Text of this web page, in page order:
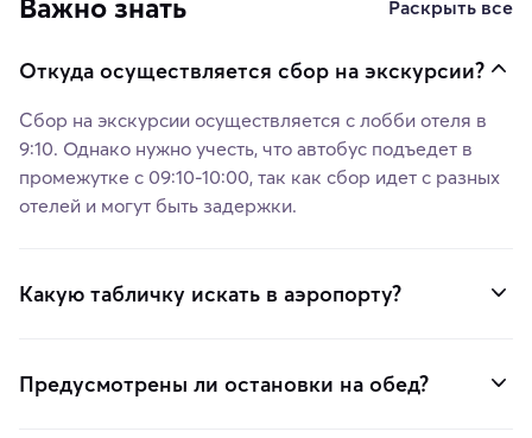
Важно знать Раскрыть все
Откуда осуществляется сбор на экскурсии?
Сбор на экскурсии осуществляется с лобби отеля в
9:10. Однако нужно учесть, что автобус подъедет в
промежутке с 09:10-10:00, так как сбор идет с разных
отелей и могут быть задержки.
Какую табличку искать в аэропорту?
Предусмотрены ли остановки на обед?